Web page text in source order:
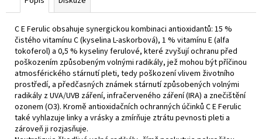
C E Ferulic obsahuje synergickou kombinaci antioxidantů: 15 %
čistého vitamínu C (kyselina L-askorbová), 1 % vitamínu E (alfa
tokoferol) a 0,5 % kyseliny ferulové, které zvyšují ochranu před
poškozením způsobeným volnými radikály, jež mohou být příčinou
atmosférického stárnutí pleti, tedy poškození vlivem životního
prostředí, a předčasných známek stárnutí způsobených volnými
radikály z UVA/UVB záření, infračerveného záření (IRA) a znečištění
ozonem (O3). Kromě antioxidačních ochranných účinků C E Ferulic
také vyhlazuje linky a vrásky a zmírňuje ztrátu pevnosti pleti a
zároveň ji rozjasňuje.
č
u
j
e
m
e
AOX+
EYE
GEL